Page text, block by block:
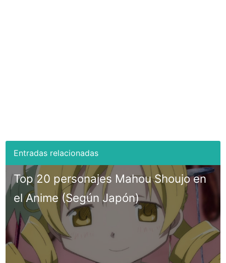
Top 20 personajes Mahou Shoujo en
el Anime (Según Japón)